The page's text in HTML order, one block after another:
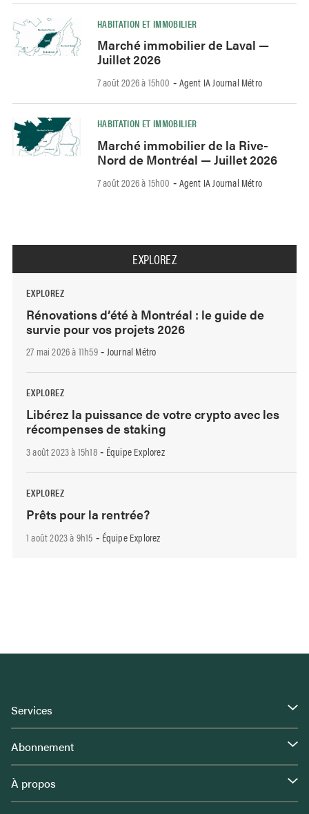
HABITATION ET IMMOBILIER
Marché immobilier de Laval —
Juillet 2026
7 août 2026 à 15h00 - Agent IA Journal Métro
HABITATION ET IMMOBILIER
Marché immobilier de la Rive-
Nord de Montréal — Juillet 2026
7 août 2026 à 15h00 - Agent IA Journal Métro
EXPLOREZ
EXPLOREZ
Rénovations d’été à Montréal : le guide de
survie pour vos projets 2026
27 mai 2026 à 11h59- Journal Métro
EXPLOREZ
Libérez la puissance de votre crypto avec les
récompenses de staking
3 août 2023 à 15h18- Équipe Explorez
EXPLOREZ
Prêts pour la rentrée?
1 août 2023 à 9h15 - Équipe Explorez
Services
Abonnement
À propos